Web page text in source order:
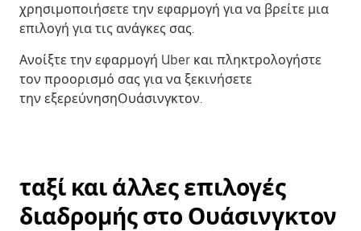
χρησιμοποιήσετε την εφαρμογή για να βρείτε μια
επιλογή για τις ανάγκες σας.
Ανοίξτε την εφαρμογή Uber και πληκτρολογήστε
τον προορισμό σας για να ξεκινήσετε
την εξερεύνησηΟυάσινγκτον.
ταξί και άλλες επιλογές
διαδρομής στο Ουάσινγκτον